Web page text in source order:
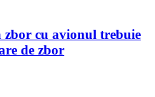
zbor cu avionul trebuie
de zbor